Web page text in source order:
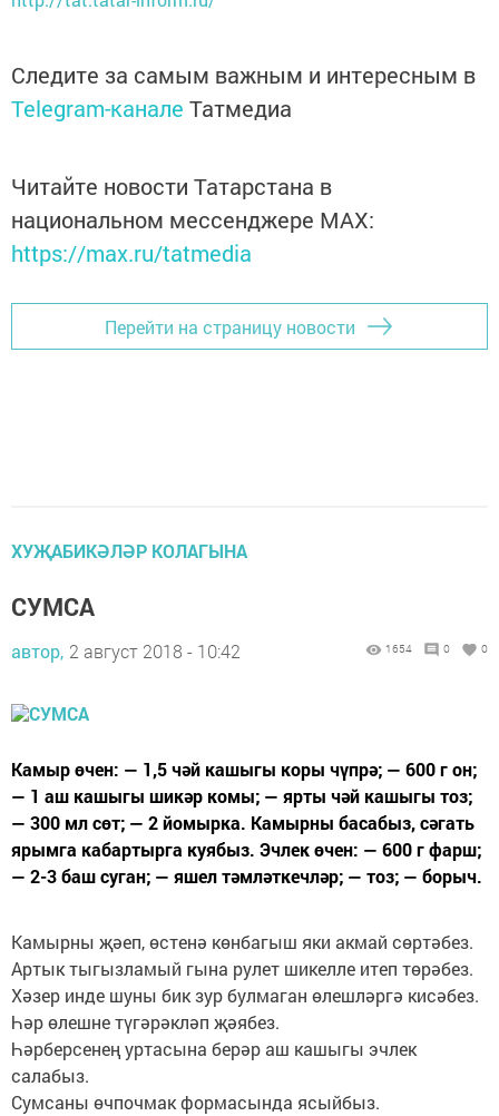
Следите за самым важным и интересным в
Telegram-канале Татмедиа
Читайте новости Татарстана в
национальном мессенджере MАХ:
https://max.ru/tatmedia
Перейти на страницу новости
ХУҖАБИКӘЛӘР КОЛАГЫНА
СУМСА
автор, 2 август 2018 - 10:42 1654 0 0
Камыр өчен: — 1,5 чәй кашыгы коры чүпрә; — 600 г он;
— 1 аш кашыгы шикәр комы; — ярты чәй кашыгы тоз;
— 300 мл сөт; — 2 йомырка. Камырны басабыз, сәгать
ярымга кабартырга куябыз. Эчлек өчен: — 600 г фарш;
— 2-3 баш суган; — яшел тәмләткечләр; — тоз; — борыч.
Камырны җәеп, өстенә көнбагыш яки акмай сөртәбез.
Артык тыгызламый гына рулет шикелле итеп төрәбез.
Хәзер инде шуны бик зур булмаган өлешләргә кисәбез.
Һәр өлешне түгәрәкләп җәябез.
Һәрберсенең уртасына берәр аш кашыгы эчлек
салабыз.
Сумсаны өчпочмак формасында ясыйбыз.